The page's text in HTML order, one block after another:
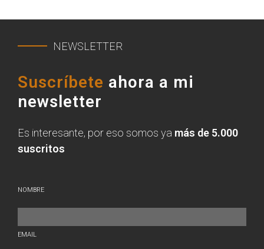
NEWSLETTER
Suscríbete ahora a mi
newsletter
Es interesante, por eso somos ya más de 5.000
suscritos
NOMBRE
EMAIL